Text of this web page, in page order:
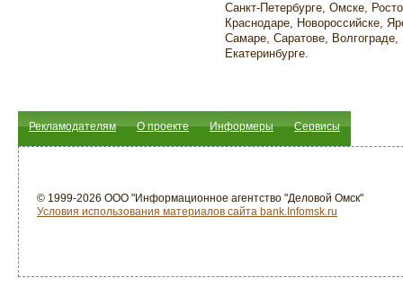
Санкт-Петербурге, Омске,
Краснодаре, Новороссийске,
Самаре, Саратове, Волгограде,
Екатеринбурге.
Рекламодателям О проекте Информеры Сервисы
© 1999-2026 ООО "Информационное агентство "Деловой Омск"
Условия использования материалов сайта bank.Infomsk.ru